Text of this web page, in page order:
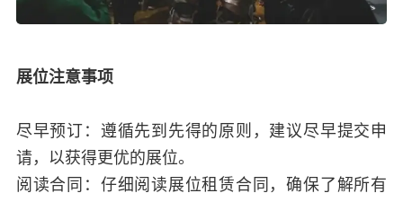
展位注意事项
尽早预订：遵循先到先得的原则，建议尽早提交申
请，以获得更优的展位。
阅读合同：仔细阅读展位租赁合同，确保了解所有